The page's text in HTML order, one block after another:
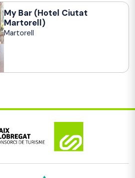
My Bar (Hotel Ciutat
Martorell)
Martorell